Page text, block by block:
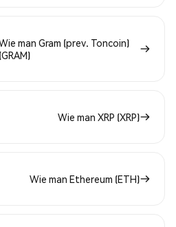
man Gram (prev. Toncoin)
(GRAM)
Wie man XRP (XRP)
Wie man Ethereum (ETH)